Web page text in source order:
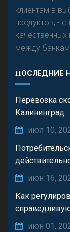
клиентам в
продуктов; -
между
ПОСЛЕДНИЕ
Перевозка
Калининград
июл 10,
июн 16,
Как
июн 01,